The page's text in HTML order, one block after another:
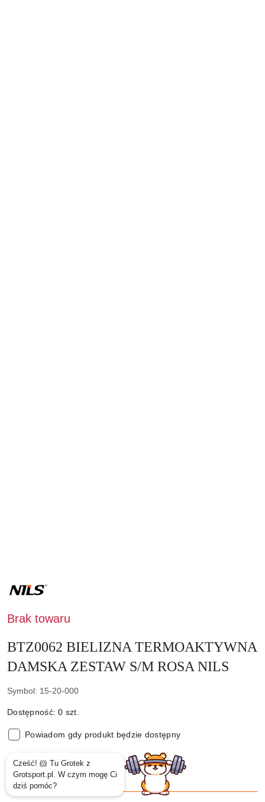
NAZWA
PRODUCENTA:
Brak towaru
BTZ0062 BIELIZNA TERMOAKTYWNA
DAMSKA ZESTAW S/M ROSA NILS
Symbol: 15-20-000
Dostępność:0 szt.
Powiadom gdy produkt będzie dostępny
cena:
119.00